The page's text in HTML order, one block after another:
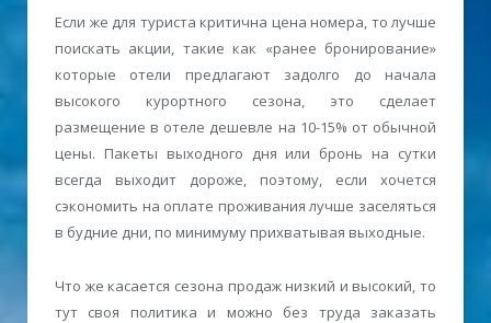
Если же для туриста критична цена номера, то лучше
поискать акции, такие как «ранее бронирование»
которые отели предлагают задолго до начала
высокого курортного сезона, это сделает
размещение в отеле дешевле на 10-15% от обычной
цены. Пакеты выходного дня или бронь на сутки
всегда выходит дороже, поэтому, если хочется
сэкономить на оплате проживания лучше заселяться
в будние дни, по минимуму прихватывая выходные.
Что же касается сезона продаж низкий и высокий, то
тут своя политика и можно без труда заказать